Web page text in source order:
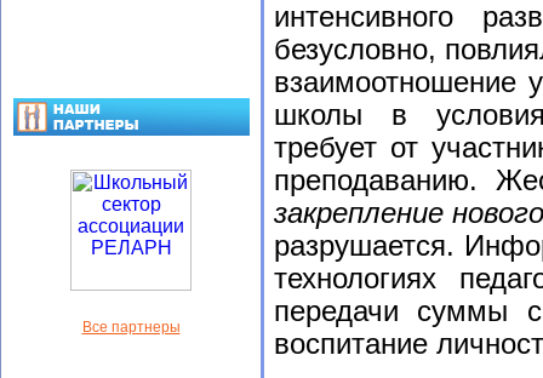
Все партнеры
интенсивного
безусловно,
взаимоотношение
школы в
требует от
преподаванию.
закрепление
разрушается.
технологиях
передачи суммы
воспитание